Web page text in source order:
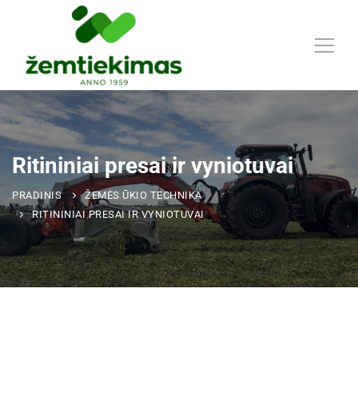
Ritininiai presai ir vyniotuvai
PRADINIS
ŽEMĖS ŪKIO TECHNIKA
RITININIAI PRESAI IR VYNIOTUVAI